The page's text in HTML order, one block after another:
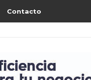
Contacto